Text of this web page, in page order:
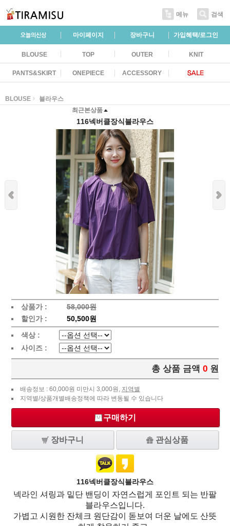
메뉴 검색
마이페이지 장바구니 가입혜택/로그인
BLOUSE TOP OUTER KNIT
PANTS&SKIRT ONEPIECE ACCESSORY
BLOUSE
블라우스
최근본상품
116넥버클장식블라우스
상품가 :
58,000원
할인가 :
50,500원
색상 :
사이즈 :
총 상품 금액 0 원
배송정보 : 60,000원 미만시 3,000원, 지역별
지역별/상품개별배송정책에 따라 변동될 수 있습니다
구매하기
장바구니 관심상품
116넥버클장식블라우스
넥라인 셔링과 밑단 밴딩이 자연스럽게 포인트 되는 반팔
블라우스입니다.
가볍고 시원한 잔체크 원단감이 돋보여 더운 날에도 산뜻